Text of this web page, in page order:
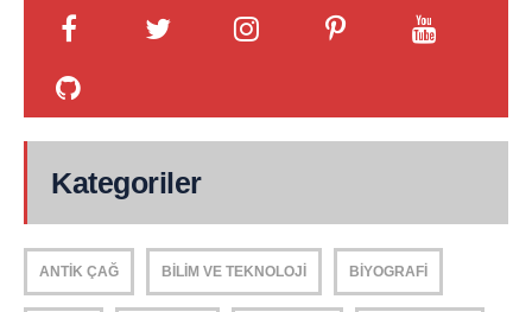
Kategoriler
ANTIK ÇAĞ BILIM VE TEKNOLOJI BIYOGRAFI